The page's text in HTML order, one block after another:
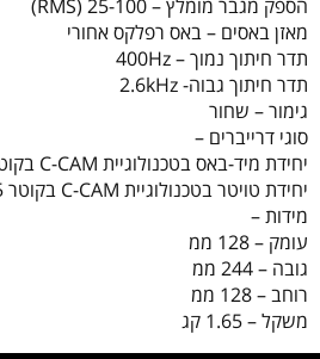
הספק מגבר מומלץ – 25-100 (RMS)
מאזן באסים – באס רפלקס אחורי
תדר חיתוך נמוך – 400Hz
תדר חיתוך גבוה- 2.6kHz
גימור – שחור
סוגי דרייברים –
יחידת מיד-באס בטכנולוגיית C-CAM בקוטר 100 ממ (4)
יחידת טויטר בטכנולוגיית C-CAM בקוטר 25 ממ (1)
מידות –
עומק – 128 ממ
גובה – 244 ממ
רוחב – 128 ממ
משקל – 1.65 קג